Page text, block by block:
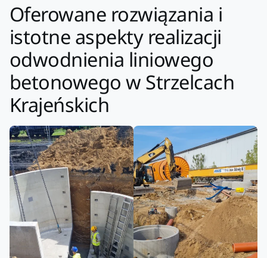
Oferowane rozwiązania i
istotne aspekty realizacji
odwodnienia liniowego
betonowego w Strzelcach
Krajeńskich